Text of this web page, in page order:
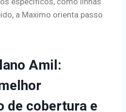
a Maximo orienta passo
Amil:
de cobertura e